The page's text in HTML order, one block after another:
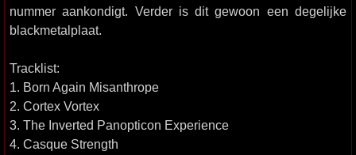
nummer aankondigt. Verder is dit gewoon een degelijke
blackmetalplaat.
Tracklist:
1. Born Again Misanthrope
2. Cortex Vortex
3. The Inverted Panopticon Experience
4. Casque Strength